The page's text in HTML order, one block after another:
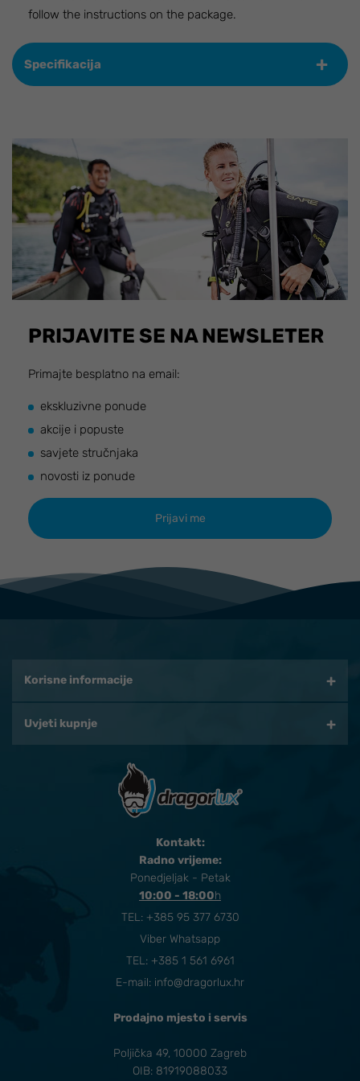
follow the instructions on the package.
Specifikacija
PRIJAVITE SE NA NEWSLETER
Primajte besplatno na email:
ekskluzivne ponude
akcije i popuste
savjete stručnjaka
novosti iz ponude
Korisne informacije
Uvjeti kupnje
Kontakt:
Radno vrijeme:
Ponedjeljak - Petak
10:00 - 18:00​h
TEL: +385 95 377 6730
Viber Whatsapp
TEL: +385 1 561 6961
E-mail: info@dragorlux.hr
Prodajno mjesto i servis
Poljička 49, 10000 Zagreb
OIB: 81919088033